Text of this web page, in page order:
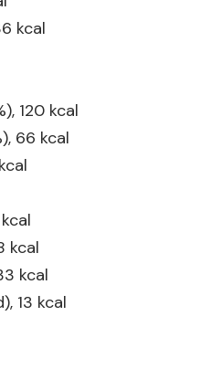
kcal
120 kcal
66 kcal
kcal
kcal
13 kcal